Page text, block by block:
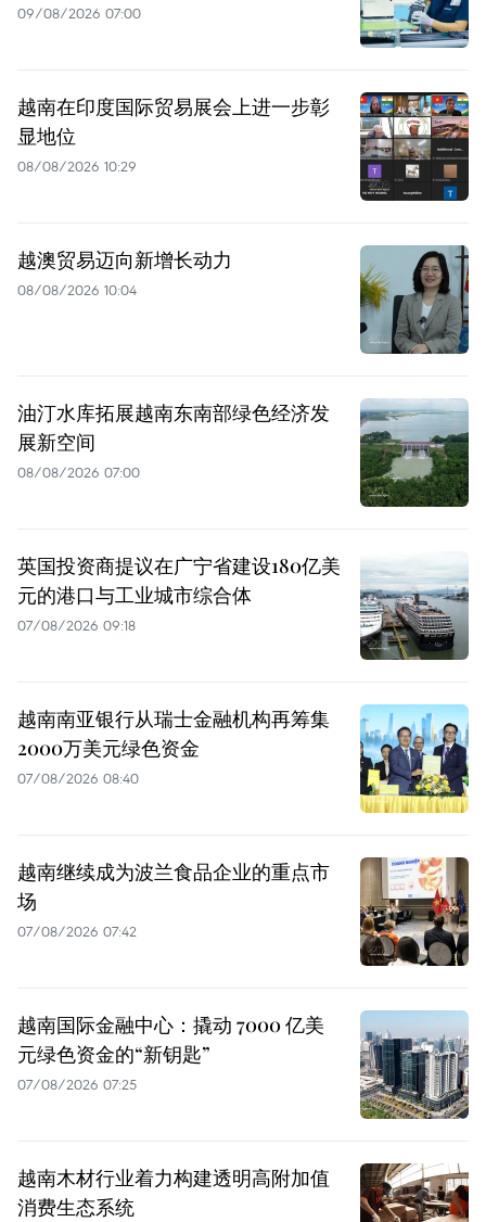
09/08/2026 07:00
越南在印度国际贸易展会上进一步彰
显地位
08/08/2026 10:29
越澳贸易迈向新增长动力
08/08/2026 10:04
油汀水库拓展越南东南部绿色经济发
展新空间
08/08/2026 07:00
英国投资商提议在广宁省建设180亿美
元的港口与工业城市综合体
07/08/2026 09:18
越南南亚银行从瑞士金融机构再筹集
2000万美元绿色资金
07/08/2026 08:40
越南继续成为波兰食品企业的重点市
场
07/08/2026 07:42
越南国际金融中心：撬动 7000 亿美
元绿色资金的“新钥匙”
07/08/2026 07:25
越南木材行业着力构建透明高附加值
消费生态系统